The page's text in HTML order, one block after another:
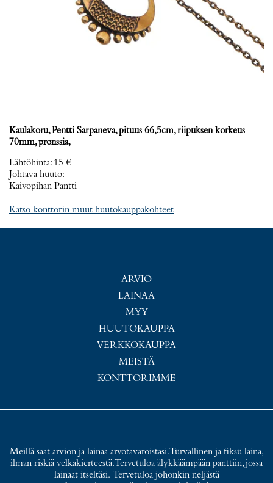
Kaulakoru, Pentti Sarpaneva, pituus 66,5cm, riipuksen korkeus
70mm, pronssia,
Lähtöhinta: 15 €
Johtava huuto:-
Kaivopihan Pantti
Katso konttorin muut huutokauppakohteet
ARVIO
LAINAA
MYY
HUUTOKAUPPA
VERKKOKAUPPA
MEISTÄ
KONTTORIMME
Meillä saat arvion ja lainaa arvotavaroistasi. Turvallinen ja fiksu laina,
ilman riskiä velkakierteestä. Tervetuloa älykkäämpään panttiin, jossa
lainaat itseltäsi. Tervetuloa johonkin neljästä